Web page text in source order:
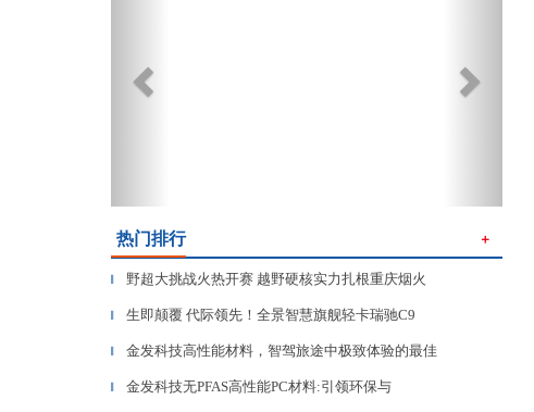
热门排行 ＋
▎ 野超大挑战火热开赛 越野硬核实力扎根重庆烟火
▎ 生即颠覆 代际领先！全景智慧旗舰轻卡瑞驰C9
▎ 金发科技高性能材料，智驾旅途中极致体验的最佳
▎ 金发科技无PFAS高性能PC材料:引领环保与